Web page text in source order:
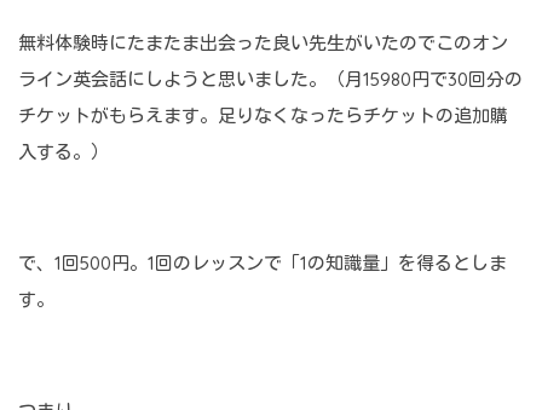
無料体験時にたまたま出会った良い先生がいたのでこのオン
ライン英会話にしようと思いました。（月15980円で30回分の
チケットがもらえます。足りなくなったらチケットの追加購
入する。）
で、1回500円。1回のレッスンで「1の知識量」を得るとしま
す。